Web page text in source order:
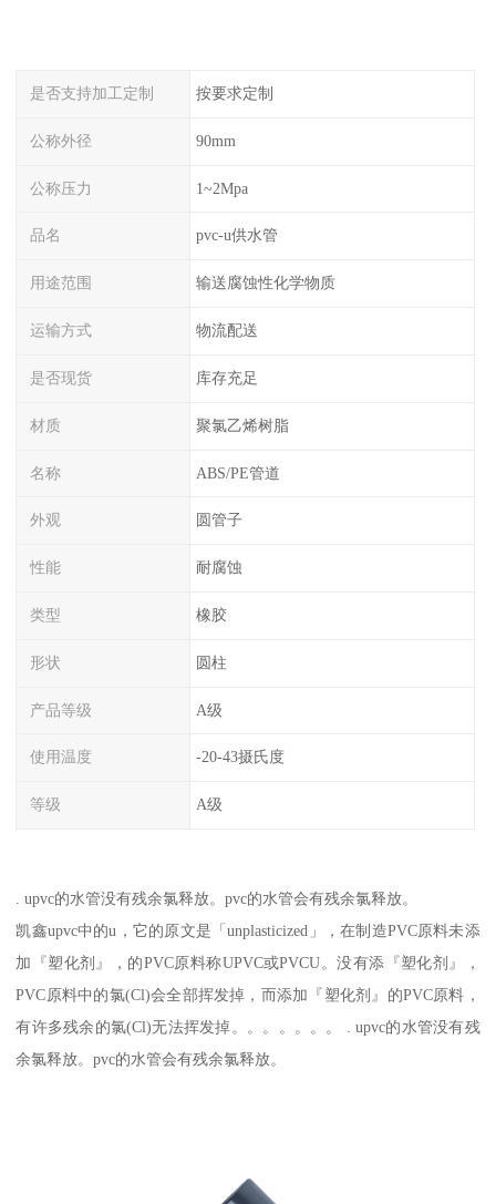
是否支持加工定制 按要求定制
公称外径 90mm
公称压力 1~2Mpa
品名 pvc-u供水管
用途范围 输送腐蚀性化学物质
运输方式 物流配送
是否现货 库存充足
材质 聚氯乙烯树脂
名称 ABS/PE管道
外观 圆管子
性能 耐腐蚀
类型 橡胶
形状 圆柱
产品等级 A级
使用温度 -20-43摄氏度
等级 A级
. upvc的水管没有残余氯释放。pvc的水管会有残余氯释放。
凯鑫upvc中的u，它的原文是「unplasticized」，在制造PVC原料未添
加『塑化剂』，的PVC原料称UPVC或PVCU。没有添『塑化剂』，
PVC原料中的氯(Cl)会全部挥发掉，而添加『塑化剂』的PVC原料，
有许多残余的氯(Cl)无法挥发掉。。。。。。。 . upvc的水管没有残
余氯释放。pvc的水管会有残余氯释放。